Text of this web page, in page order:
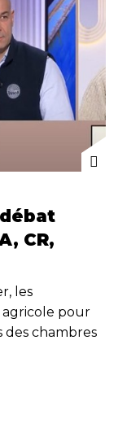
CR,
les
pour
des chambres